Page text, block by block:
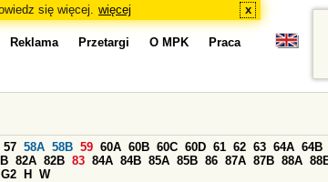
się więcej. więcej x
Reklama Przetargi O MPK Praca
57 58A 58B 59 60A 60B 60C 60D 61 62 63 64A 64B
82A 82B 83 84A 84B 85A 85B 86 87A 87B 88A
G2 H W